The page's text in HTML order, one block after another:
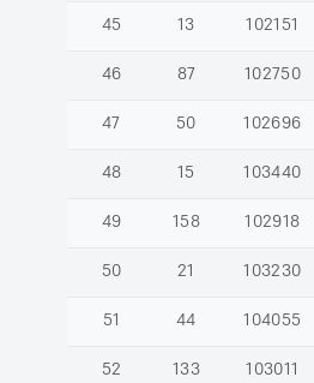
45 13 102151
46 87 102750
47 50 102696
48 15 103440
49 158 102918
50 21 103230
51 44 104055
52 133 103011